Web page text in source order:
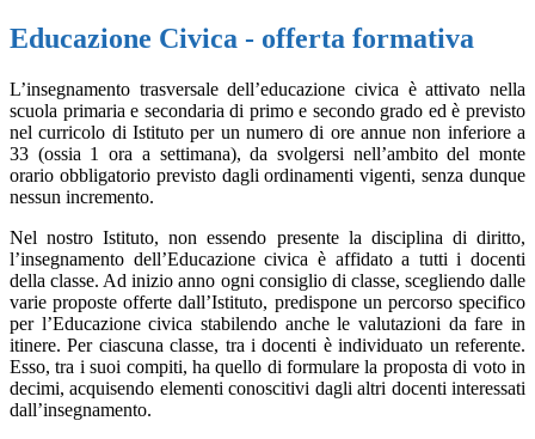
Educazione Civica - offerta formativa
L’insegnamento trasversale dell’educazione civica è attivato nella
scuola primaria e secondaria di primo e secondo grado ed è previsto
nel curricolo di Istituto per un numero di ore annue non inferiore a
33 (ossia 1 ora a settimana), da svolgersi nell’ambito del monte
orario obbligatorio previsto dagli ordinamenti vigenti, senza dunque
nessun incremento.
Nel nostro Istituto, non essendo presente la disciplina di diritto,
l’insegnamento dell’Educazione civica è affidato a tutti i docenti
della classe. Ad inizio anno ogni consiglio di classe, scegliendo dalle
varie proposte offerte dall’Istituto, predispone un percorso specifico
per l’Educazione civica stabilendo anche le valutazioni da fare in
itinere. Per ciascuna classe, tra i docenti è individuato un referente.
Esso, tra i suoi compiti, ha quello di formulare la proposta di voto in
decimi, acquisendo elementi conoscitivi dagli altri docenti interessati
dall’insegnamento.